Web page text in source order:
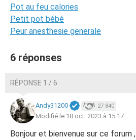
Pot au feu calories
Petit pot bébé
Peur anesthesie generale
6 réponses
RÉPONSE 1 / 6
Andy31200 27 840
Modifié le 18 oct. 2023 à 15:17
Bonjour et bienvenue sur ce forum ,